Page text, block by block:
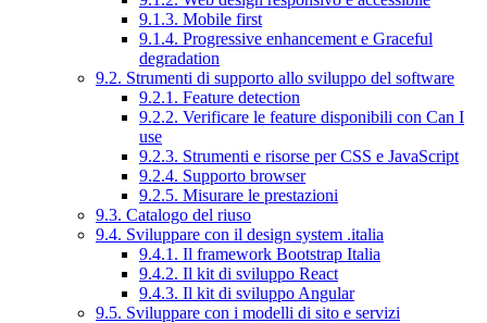
9.1.3. Mobile first
9.1.4. Progressive enhancement e Graceful
degradation
9.2. Strumenti di supporto allo sviluppo del software
9.2.1. Feature detection
9.2.2. Verificare le feature disponibili con Can I
use
9.2.3. Strumenti e risorse per CSS e JavaScript
9.2.4. Supporto browser
9.2.5. Misurare le prestazioni
9.3. Catalogo del riuso
9.4. Sviluppare con il design system .italia
9.4.1. Il framework Bootstrap Italia
9.4.2. Il kit di sviluppo React
9.4.3. Il kit di sviluppo Angular
9.5. Sviluppare con i modelli di sito e servizi